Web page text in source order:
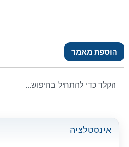
הוספת מאמר
אינסטלציה